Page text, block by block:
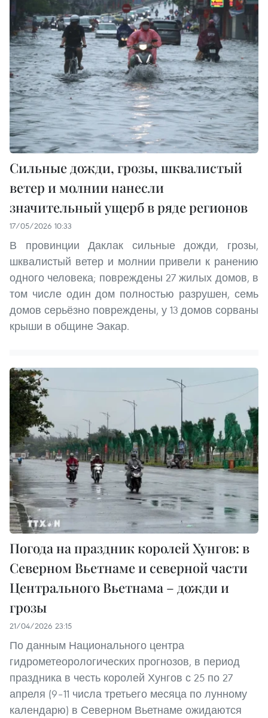
Сильные дожди, грозы, шквалистый
ветер и молнии нанесли
значительный ущерб в ряде регионов
17/05/2026 10:33
В провинции Даклак сильные дожди, грозы,
шквалистый ветер и молнии привели к ранению
одного человека; повреждены 27 жилых домов, в
том числе один дом полностью разрушен, семь
домов серьёзно повреждены, у 13 домов сорваны
крыши в общине Эакар.
Погода на праздник королей Хунгов: в
Северном Вьетнаме и северной части
Центрального Вьетнама – дожди и
грозы
21/04/2026 23:15
По данным Национального центра
гидрометеорологических прогнозов, в период
праздника в честь королей Хунгов с 25 по 27
апреля (9–11 числа третьего месяца по лунному
календарю) в Северном Вьетнаме ожидаются